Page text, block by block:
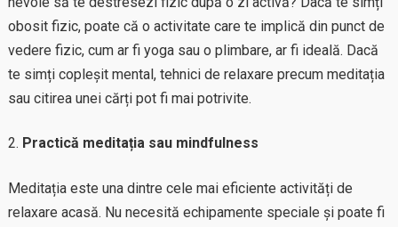
obosit fizic, poate că o activitate care te implică din punct de
vedere fizic, cum ar fi yoga sau o plimbare, ar fi ideală. Dacă
te simți copleșit mental, tehnici de relaxare precum meditația
sau citirea unei cărți pot fi mai potrivite.
Practică meditația sau mindfulness
Meditația este una dintre cele mai eficiente activități de
relaxare acasă. Nu necesită echipamente speciale și poate fi